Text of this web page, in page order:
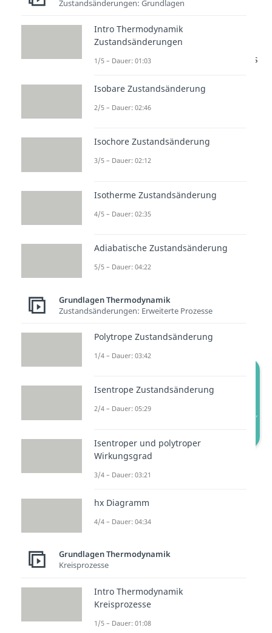
durchfließen und der
Wärmestrom auch als konstant
angesehen werden kann, können
wir einen stationären Fließprozess
null. Weiterhin ist der
Massenstrom beim Eintreten
Austritt:
Damit können wir die
Entropiebilanz zusammenfassen
umstellen:
Entropiebilanz und Massenströme
Entropieänderung durch
Verdichter
Zustandsänderungen: Grundlagen
Intro Thermodynamik
Zustandsänderungen
1/5 – Dauer: 01:03
Isobare Zustandsänderung
2/5 – Dauer: 02:46
Isochore Zustandsänderung
3/5 – Dauer: 02:12
Isotherme Zustandsänderung
4/5 – Dauer: 02:35
Adiabatische Zustandsänderung
5/5 – Dauer: 04:22
Grundlagen Thermodynamik
Zustandsänderungen: Erweiterte Prozesse
Polytrope Zustandsänderung
1/4 – Dauer: 03:42
Isentrope Zustandsänderung
2/4 – Dauer: 05:29
Isentroper und polytroper
Wirkungsgrad
3/4 – Dauer: 03:21
hx Diagramm
4/4 – Dauer: 04:34
Grundlagen Thermodynamik
Kreisprozesse
Intro Thermodynamik
Kreisprozesse
1/5 – Dauer: 01:08